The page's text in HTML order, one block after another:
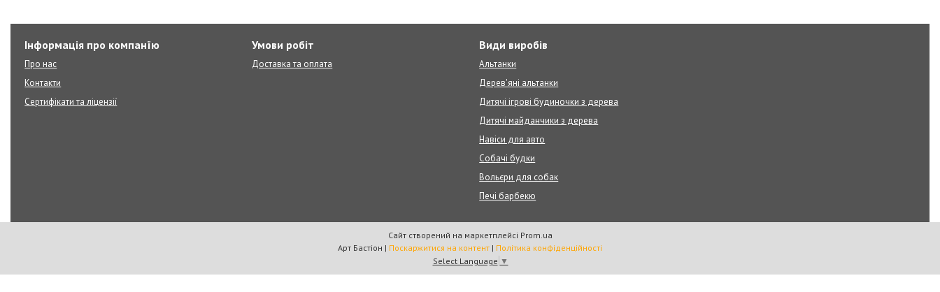
Інформація про компанїю
Про нас
Контакти
Сертифікати та ліцензії
Умови робіт
Доставка та оплата
Види виробів
Альтанки
Дерев'яні альтанки
Дитячі ігрові будиночки з дерева
Дитячі майданчики з дерева
Навіси для авто
Собачі будки
Вольєри для собак
Печі барбекю
Сайт створений на маркетплейсі Prom.ua
Арт Бастіон | Поскаржитися на контент | Політика конфіденційності
Select Language ▼